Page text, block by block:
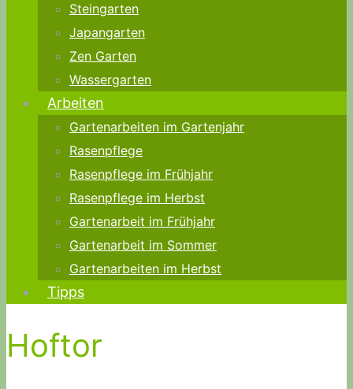
Steingarten
Japangarten
Zen Garten
Wassergarten
Arbeiten
Gartenarbeiten im Gartenjahr
Rasenpflege
Rasenpflege im Frühjahr
Rasenpflege im Herbst
Gartenarbeit im Frühjahr
Gartenarbeit im Sommer
Gartenarbeiten im Herbst
Tipps
Hoftor